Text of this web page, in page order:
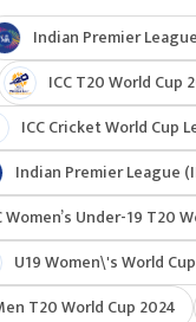
Indian Premier
ICC T20 World Cup
ICC Cricket World Cup
Indian Premier League
Women’s Under-19 T20
U19 Women\'s World
T20 World Cup 2024